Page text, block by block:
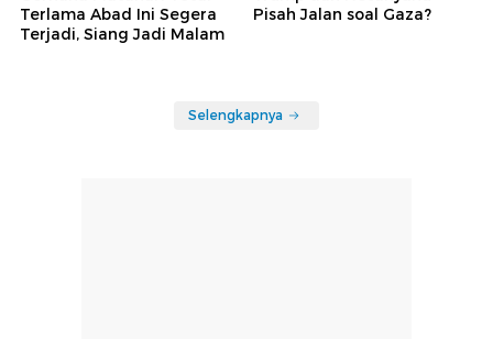
Terlama Abad Ini Segera
Terjadi, Siang Jadi Malam
Pisah Jalan soal Gaza?
Selengkapnya